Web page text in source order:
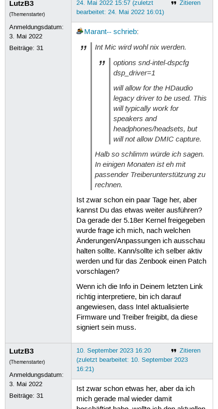
LutzB3
(Themenstarter)
Anmeldungsdatum:
3. Mai 2022
Beiträge:31
Zitieren
24. Mai 2022 15:57 (zuletzt
bearbeitet: 24. Mai 2022 16:01)
Marant-- schrieb:
Int Mic wird wohl nix werden.
options snd-intel-dspcfg
dsp_driver=1
will allow for the HDaudio
legacy driver to be used. This
will typically work for
speakers and
headphones/headsets, but
will not allow DMIC capture.
Halb so schlimm würde ich sagen.
In einigen Monaten ist eh mit
passender Treiberunterstützung zu
rechnen.
Ist zwar schon ein paar Tage her, aber
kannst Du das etwas weiter ausführen?
Da gerade der 5.18er Kernel freigegeben
wurde frage ich mich, nach welchen
Änderungen/Anpassungen ich ausschau
halten sollte. Kann/sollte ich selber aktiv
werden und für das Zenbook einen Patch
vorschlagen?
Wenn ich die Info in Deinem letzten Link
richtig interpretiere, bin ich darauf
angewiesen, dass Intel aktualisierte
Firmware und Treiber freigibt, da diese
signiert sein muss.
LutzB3
(Themenstarter)
Anmeldungsdatum:
3. Mai 2022
Beiträge:31
Zitieren
10. September 2023 16:20
(zuletzt bearbeitet: 10. September 2023
16:21)
Ist zwar schon etwas her, aber da ich
mich gerade mal wieder damit